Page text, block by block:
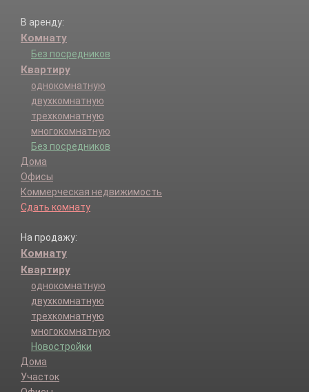
В аренду:
Комнату
Без посредников
Квартиру
однокомнатную
двухкомнатную
трехкомнатную
многокомнатную
Без посредников
Дома
Офисы
Коммерческая недвижимость
Сдать комнату
На продажу:
Комнату
Квартиру
однокомнатную
двухкомнатную
трехкомнатную
многокомнатную
Новостройки
Дома
Участок